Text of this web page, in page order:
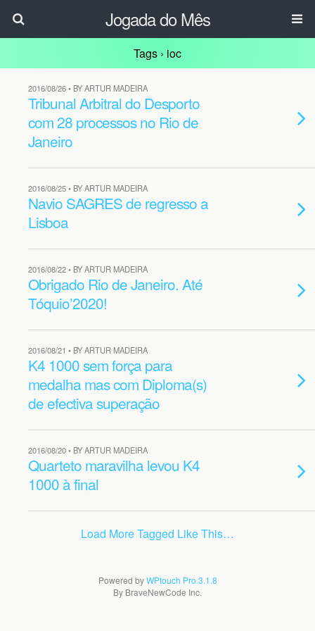
Jogada do Mês
Tags › ioc
2016/08/26 • BY ARTUR MADEIRA
Tribunal Arbitral do Desporto
com 28 processos no Rio de
Janeiro
2016/08/25 • BY ARTUR MADEIRA
Navio SAGRES de regresso a
Lisboa
2016/08/22 • BY ARTUR MADEIRA
Obrigado Rio de Janeiro. Até
Tóquio’2020!
2016/08/21 • BY ARTUR MADEIRA
K4 1000 sem força para
medalha mas com Diploma(s)
de efectiva superação
2016/08/20 • BY ARTUR MADEIRA
Quarteto maravilha levou K4
1000 à final
Load More Tagged Like This…
Powered byWPtouch Pro 3.1.8
By BraveNewCode Inc.